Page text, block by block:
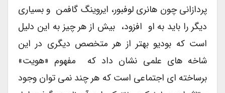
پردازانی چون هانری لوفبور، ایروینگ گافمن و بسیاری
دیگر را باید به او افزود، بیش از هر چیز به این دلیل
است که بودیو بهتر از هر متخصص دیگری در این
شاخه های علمی نشان داد که مفهوم «هویت»
برساخته ای اجتماعی است که هر چند نمی توان وجود